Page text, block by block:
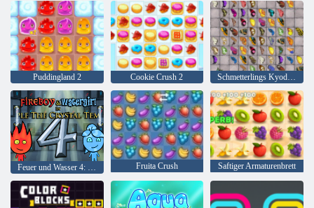
Puddingland 2 Cookie Crush 2 Schmetterlings Kyodai HD
Fruita Crush Saftiger Armaturenbrett